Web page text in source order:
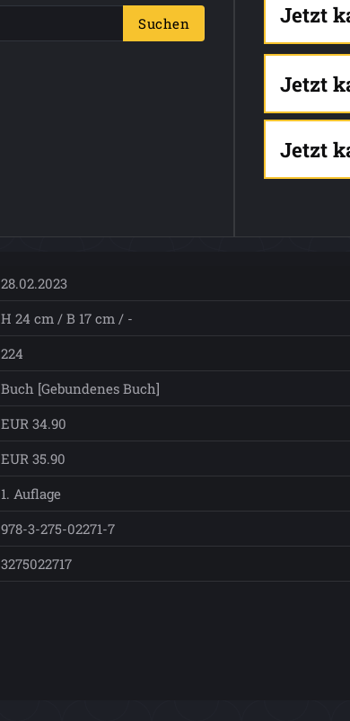
Suchen Jetzt
Jetzt
Jetzt
28.02.2023
H 24 cm / B 17 cm / -
224
Buch [Gebundenes Buch]
EUR 34.90
EUR 35.90
1. Auflage
978-3-275-02271-7
3275022717